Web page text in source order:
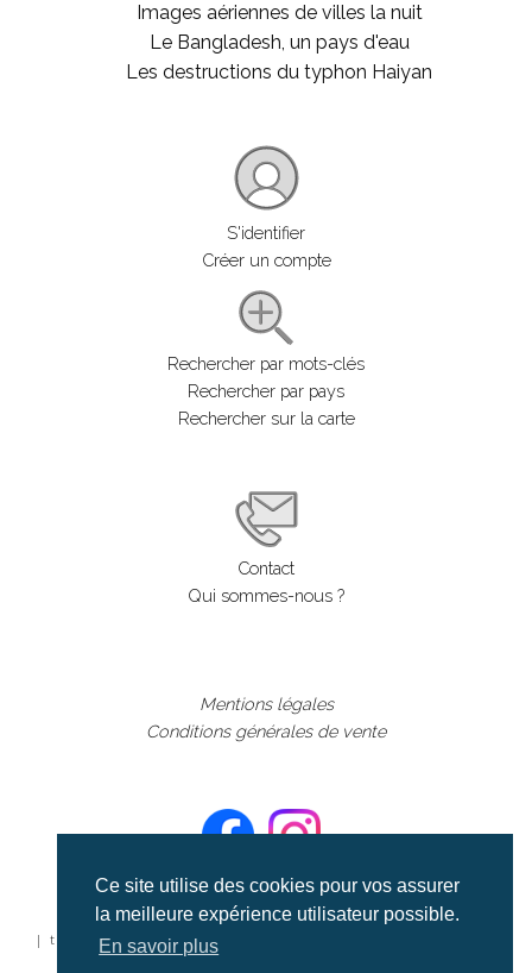
Ce site utilise des cookies pour vos assurer
la meilleure expérience utilisateur possible.
En savoir plus
Images aériennes de villes la nuit
Le Bangladesh, un pays d'eau
Les destructions du typhon Haiyan
S'identifier
Créer un compte
Rechercher par mots-clés
Rechercher par pays
Rechercher sur la carte
Contact
Qui sommes-nous ?
Mentions légales
Conditions générales de vente
©aerialcollection marque déposée 2024
| tous droits réservés | aerialcollection.fr banque d'images
aériennes et documentaires video et cinéma |